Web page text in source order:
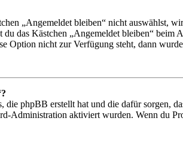
„Angemeldet bleiben“ nicht auswählst,
das Kästchen „Angemeldet bleiben“
Option nicht zur Verfügung steht, dann
die phpBB erstellt hat und die dafür sorgen,
Administration aktiviert wurden. Wenn du